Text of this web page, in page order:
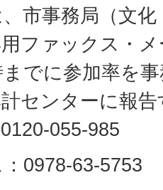
市事務局（文
ファックス・
でに参加率を
センターに報
055-985
0978-63-5753